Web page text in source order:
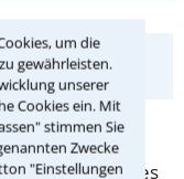
um die
gewährleisten.
unserer
Cookies ein. Mit
stimmen Sie
Zwecke
"Einstellungen
Anwalt für
oder
können Sie dies